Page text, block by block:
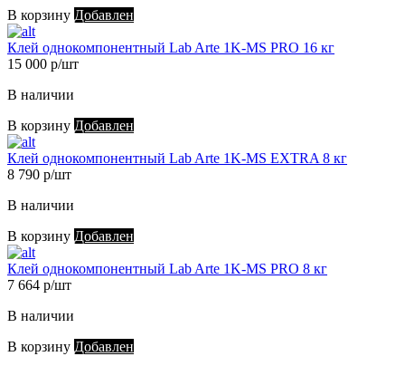
В корзину Добавлен
Клей однокомпонентный Lab Arte 1K-MS PRO 16 кг
15 000 р/шт
В наличии
В корзину Добавлен
Клей однокомпонентный Lab Arte 1K-MS EXTRA 8 кг
8 790 р/шт
В наличии
В корзину Добавлен
Клей однокомпонентный Lab Arte 1K-MS PRO 8 кг
7 664 р/шт
В наличии
В корзину Добавлен